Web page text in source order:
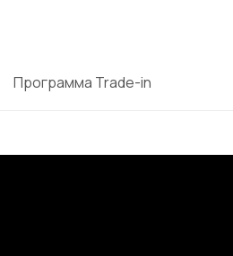
Программа Trade-in